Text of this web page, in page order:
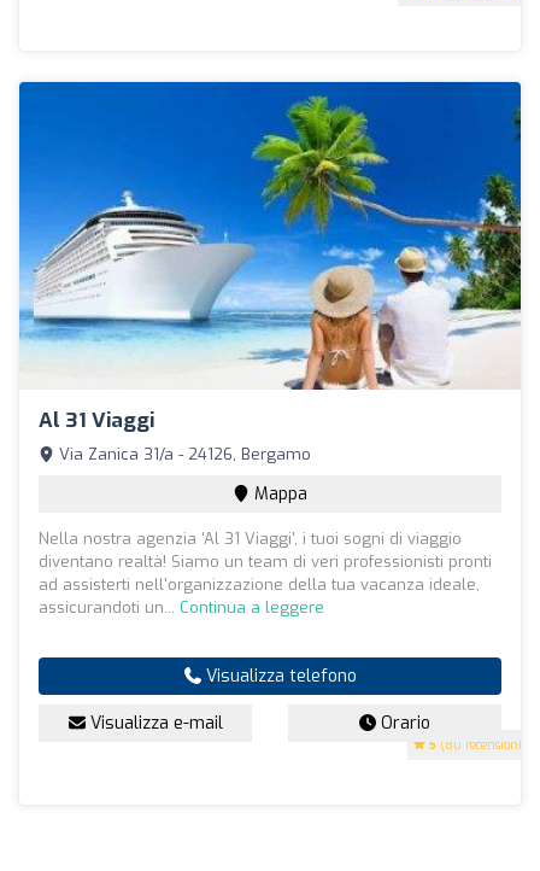
Al 31 Viaggi
5 (80 recensioni)
Via Zanica 31/a - 24126, Bergamo
Mappa
Nella nostra agenzia 'Al 31 Viaggi', i tuoi sogni di viaggio
diventano realtà! Siamo un team di veri professionisti pronti
ad assisterti nell'organizzazione della tua vacanza ideale,
assicurandoti un... Continua a leggere
Visualizza telefono
Visualizza e-mail Orario